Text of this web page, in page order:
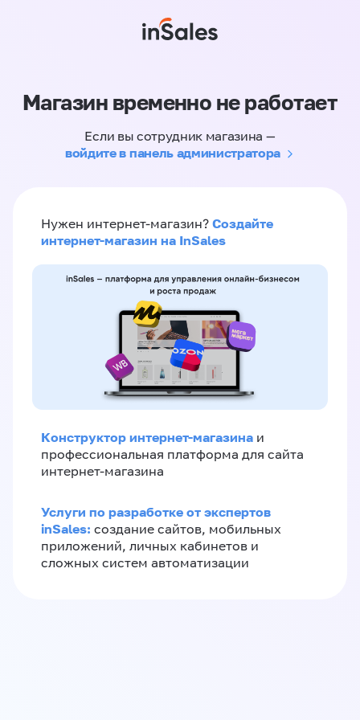
Магазин временно не работает
Если вы сотрудник магазина —
войдите в панель администратора
Нужен интернет-магазин? Создайте
интернет-магазин на InSales
Конструктор интернет-магазина и
профессиональная платформа для сайта
интернет-магазина
Услуги по разработке от экспертов
inSales: создание сайтов, мобильных
приложений, личных кабинетов и
сложных систем автоматизации